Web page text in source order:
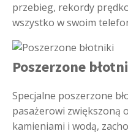
przebieg, rekordy
wszystko w swoim
Poszerzone
Specjalne poszerzone
pasażerowi zwiększoną
kamieniami i wodą,